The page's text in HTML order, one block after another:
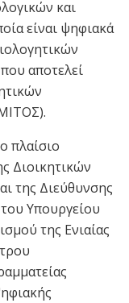
και
είναι ψηφιακά
αποτελεί
πλαίσιο
Διοικητικών
της Διεύθυνσης
Υπουργείου
της Ενιαίας